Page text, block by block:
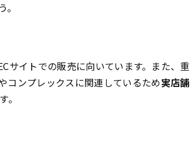
サイトでの販売に向いています。また、重
コンプレックスに関連しているため実店舗
。